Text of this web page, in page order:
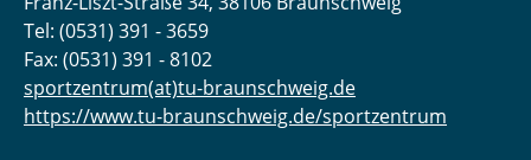
Tel: (0531) 391 - 3659
Fax: (0531) 391 - 8102
sportzentrum(at)tu-braunschweig.de
https://www.tu-braunschweig.de/sportzentrum